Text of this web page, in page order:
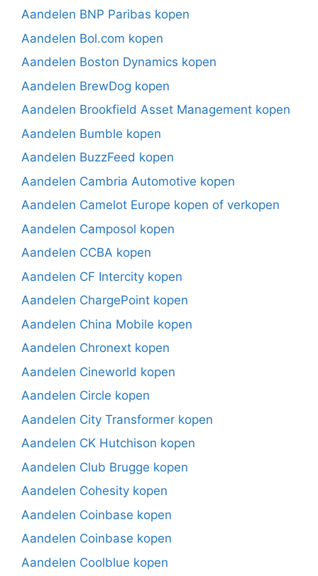
Aandelen BNP Paribas kopen
Aandelen Bol.com kopen
Aandelen Boston Dynamics kopen
Aandelen BrewDog kopen
Aandelen Brookfield Asset Management kopen
Aandelen Bumble kopen
Aandelen BuzzFeed kopen
Aandelen Cambria Automotive kopen
Aandelen Camelot Europe kopen of verkopen
Aandelen Camposol kopen
Aandelen CCBA kopen
Aandelen CF Intercity kopen
Aandelen ChargePoint kopen
Aandelen China Mobile kopen
Aandelen Chronext kopen
Aandelen Cineworld kopen
Aandelen Circle kopen
Aandelen City Transformer kopen
Aandelen CK Hutchison kopen
Aandelen Club Brugge kopen
Aandelen Cohesity kopen
Aandelen Coinbase kopen
Aandelen Coinbase kopen
Aandelen Coolblue kopen